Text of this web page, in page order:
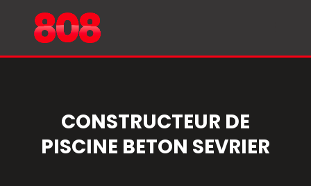
CONSTRUCTEUR DE
PISCINE BETON SEVRIER